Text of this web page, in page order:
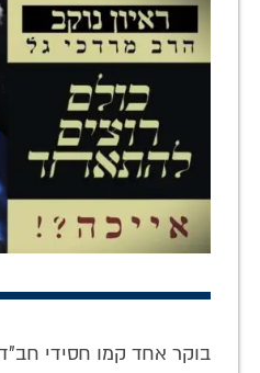
בוקר אחד קמו חסידי